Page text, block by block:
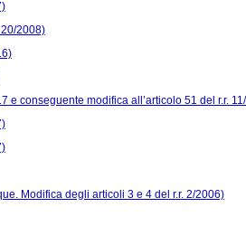
2008)
e conseguente modifica all’articolo 51 del r.r.
Modifica degli articoli 3 e 4 del r.r. 2/2006)